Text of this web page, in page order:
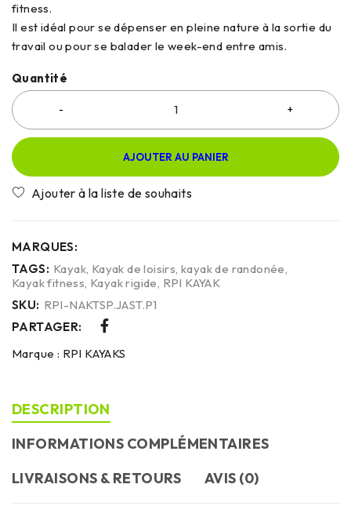
fitness.
Il est idéal pour se dépenser en pleine nature à la sortie du
travail ou pour se balader le week-end entre amis.
Quantité
AJOUTER AU PANIER
MARQUES:
TAGS: Kayak, Kayak de loisirs,kayak de randonée,
Kayak fitness, Kayak rigide, RPI KAYAK
SKU: RPI-NAKTSP.JAST.P1
PARTAGER:
Marque : RPI KAYAKS
DESCRIPTION
INFORMATIONS COMPLÉMENTAIRES
LIVRAISONS & RETOURS
AVIS (0)